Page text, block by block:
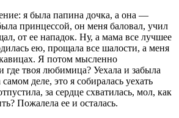
я была папина дочка, а она —
принцессой, он меня баловал, учил
от ее нападок. Ну, а мама все лучшее
ею, прощала все шалости, а меня
Я потом мысленно
где твоя любимица? Уехала и забыла
деле, это я собиралась уехать
за сердце схватилась, мол, как
Пожалела ее и осталась.